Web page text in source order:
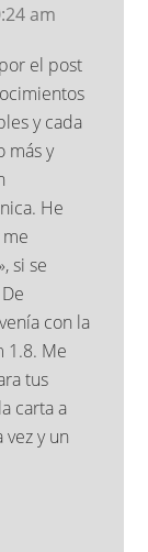
am
el post
y cada
más y
He
si se
con la
1.8. Me
tus
carta a
vez y un